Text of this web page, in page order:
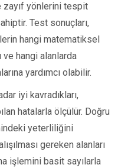
zayıf yönlerini tespit
Test sonuçları,
hangi matematiksel
ve hangi alanlarda
yardımcı olabilir.
iyi kavradıkları,
hatalarla ölçülür. Doğru
yeterliliğini
gereken alanları
işlemini basit sayılarla